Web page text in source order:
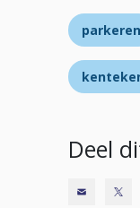
parkeren
Deel